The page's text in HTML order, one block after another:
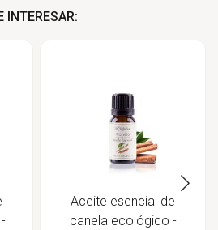
INTERESAR:
Aceite esencial de
canela ecológico -